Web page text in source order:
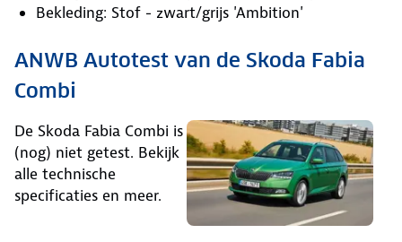
Bekleding: Stof - zwart/grijs 'Ambition'
ANWB Autotest van de Skoda Fabia
Combi
De Skoda Fabia Combi is
(nog) niet getest. Bekijk
alle technische
specificaties en meer.